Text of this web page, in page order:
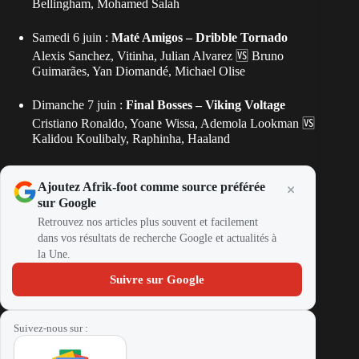
Bellingham, Mohamed Salah
Samedi 6 juin : Maté Amigos – Dribble Tornado
Alexis Sanchez, Vitinha, Julian Alvarez 🆚 Bruno
Guimarães, Yan Diomandé, Michael Olise
Dimanche 7 juin : Final Bosses – Viking Voltage
Cristiano Ronaldo, Yoane Wissa, Ademola Lookman 🆚
Kalidou Koulibaly, Raphinha, Haaland
Ajoutez Afrik-foot comme source préférée
sur Google
Retrouvez nos articles plus souvent et facilement
dans vos résultats de recherche Google et actualités à
la Une.
Suivre sur Google
Suivez-nous sur :